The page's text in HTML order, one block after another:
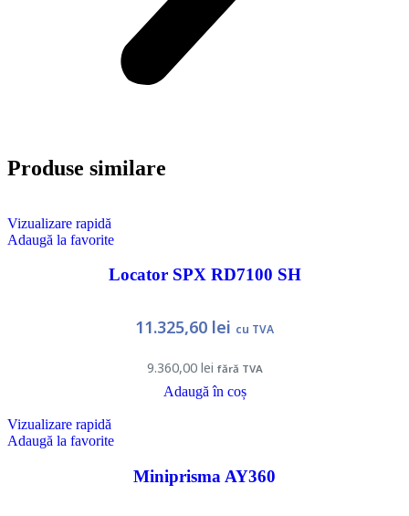
Produse similare
Vizualizare rapidă
Adaugă la favorite
Locator SPX RD7100 SH
9.360,00 lei fără TVA
11.325,60 lei cu TVA
Adaugă în coș
Vizualizare rapidă
Adaugă la favorite
Miniprisma AY360